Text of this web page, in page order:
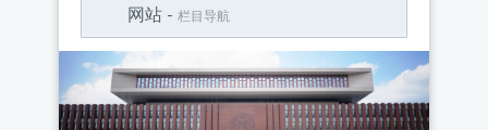
网站 - 栏目导航